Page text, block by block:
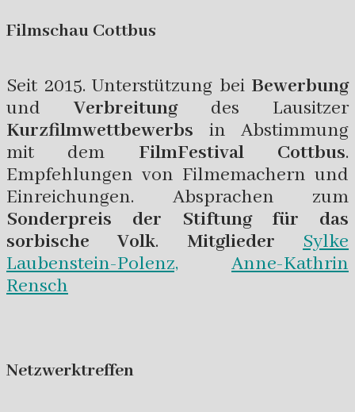
Filmschau Cottbus
Seit 2015. Unterstützung bei Bewerbung
undVerbreitungdes Lausitzer
Kurzfilmwettbewerbs in Abstimmung
mit dem FilmFestival Cottbus.
Empfehlungen von Filmemachern und
Einreichungen. Absprachen zum
Sonderpreis der Stiftung für das
sorbische Volk. Mitglieder
Sylke
Laubenstein-Polenz,
Anne-Kathrin
Rensch
Netzwerktreffen